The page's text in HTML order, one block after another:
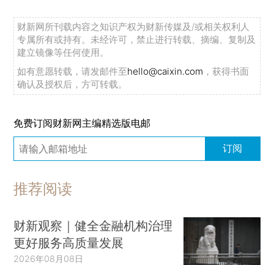
财新网所刊载内容之知识产权为财新传媒及/或相关权利人
专属所有或持有。未经许可，禁止进行转载、摘编、复制及
建立镜像等任何使用。
如有意愿转载，请发邮件至hello@caixin.com ，获得书面
确认及授权后，方可转载。
免费订阅财新网主编精选版电邮
订阅
推荐阅读
财新观察｜健全金融机构治理
更好服务高质量发展
2026年08月08日